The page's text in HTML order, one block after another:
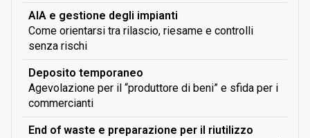
AIA e gestione degli impianti
Come orientarsi tra rilascio, riesame e controlli
senza rischi
Deposito temporaneo
Agevolazione per il “produttore di beni” e sfida per i
commercianti
End of waste e preparazione per il riutilizzo